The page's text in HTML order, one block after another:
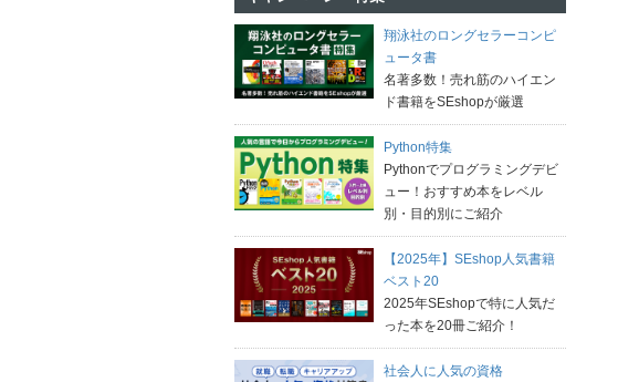
翔泳社のロングセラーコンピ
ュータ書
名著多数！売れ筋のハイエン
ド書籍をSEshopが厳選
Python特集
Pythonでプログラミングデビ
ュー！おすすめ本をレベル
別・目的別にご紹介
【2025年】SEshop人気書籍
ベスト20
2025年SEshopで特に人気だ
った本を20冊ご紹介！
社会人に人気の資格